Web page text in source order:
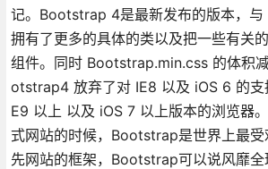
记。Bootstrap 4是最新发布的版本，
拥有了更多的具体的类以及把一些有关
组件。同时 Bootstrap.min.css 的体积
otstrap4 放弃了对 IE8 以及 iOS 6 的支
E9 以上 以及 iOS 7 以上版本的浏览器
式网站的时候，Bootstrap是世界上最受
先网站的框架，Bootstrap可以说风靡全